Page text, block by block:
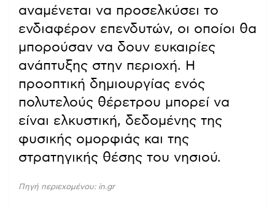
αναμένεται να προσελκύσει το
ενδιαφέρον επενδυτών, οι οποίοι θα
μπορούσαν να δουν ευκαιρίες
ανάπτυξης στην περιοχή. Η
προοπτική δημιουργίας ενός
πολυτελούς θέρετρου μπορεί να
είναι ελκυστική, δεδομένης της
φυσικής ομορφιάς και της
στρατηγικής θέσης του νησιού.
Πηγή περιεχομένου: in.gr